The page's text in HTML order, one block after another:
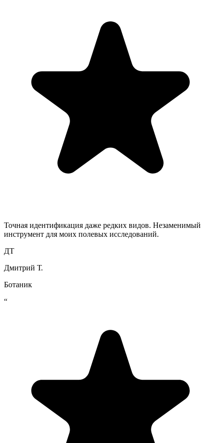
Точная идентификация даже редких видов. Незаменимый
инструмент для моих полевых исследований.
ДТ
Дмитрий Т.
Ботаник
“